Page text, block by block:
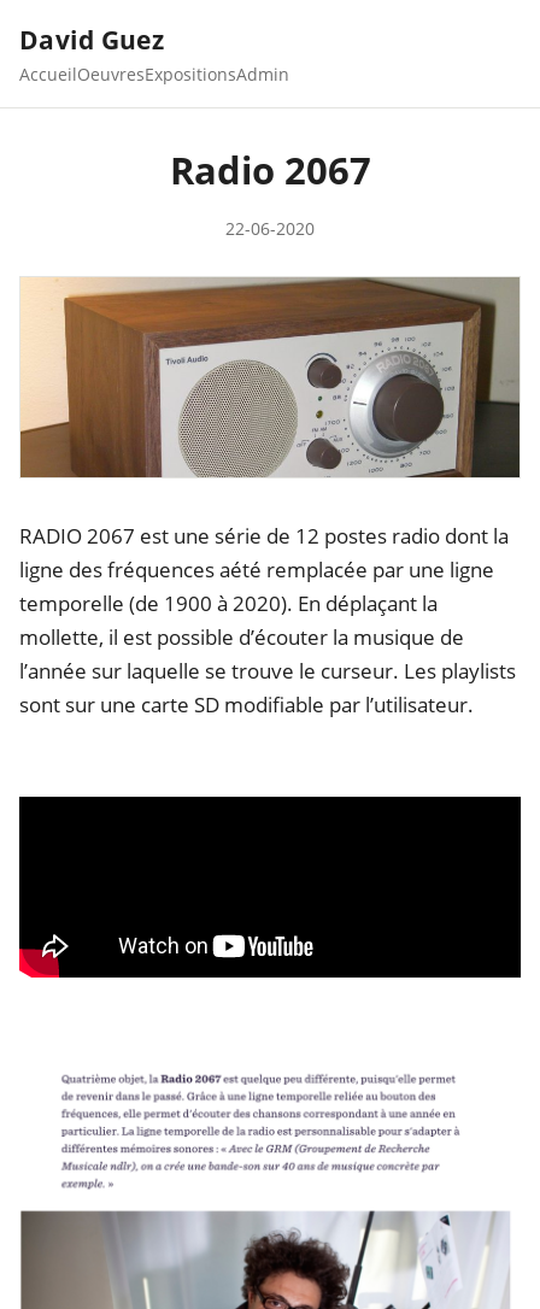
David Guez
AccueilOeuvresExpositionsAdmin
Radio 2067
22-06-2020
RADIO 2067 est une série de 12 postes radio dont la
ligne des fréquences aété remplacée par une ligne
temporelle (de 1900 à 2020). En déplaçant la
mollette, il est possible d’écouter la musique de
l’année sur laquelle se trouve le curseur. Les playlists
sont sur une carte SD modifiable par l’utilisateur.